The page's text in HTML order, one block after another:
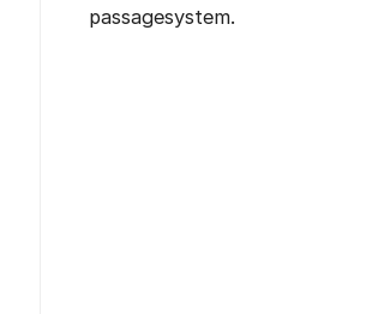
passagesystem.